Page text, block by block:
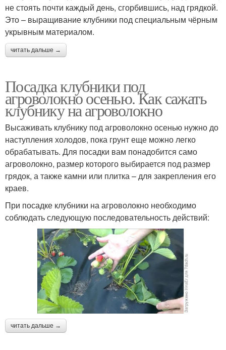
не стоять почти каждый день, сгорбившись, над грядкой.
Это – выращивание клубники под специальным чёрным
укрывным материалом.
читать дальше →
Посадка клубники под
агроволокно осенью. Как сажать
клубнику на агроволокно
Высаживать клубнику под агроволокно осенью нужно до
наступления холодов, пока грунт еще можно легко
обрабатывать. Для посадки вам понадобится само
агроволокно, размер которого выбирается под размер
грядок, а также камни или плитка – для закрепления его
краев.
При посадке клубники на агроволокно необходимо
соблюдать следующую последовательность действий:
читать дальше →